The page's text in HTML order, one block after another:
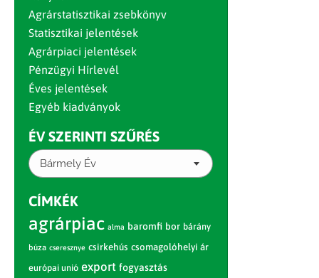
Agrárstatisztikai zsebkönyv
Statisztikai jelentések
Agrárpiaci jelentések
Pénzügyi Hírlevél
Éves jelentések
Egyéb kiadványok
ÉV SZERINTI SZŰRÉS
Bármely Év
CÍMKÉK
agrárpiac alma baromfi bor bárány
búza cseresznye csirkehús csomagolóhelyi ár
európai unió export fogyasztás